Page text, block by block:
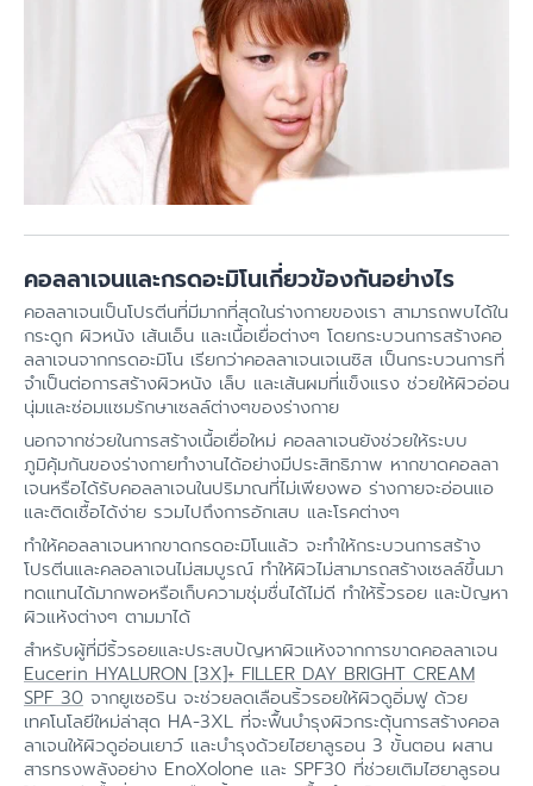
คอลลาเจนและกรดอะมิโนเกี่ยวข้องกันอย่างไร
คอลลาเจนเป็นโปรตีนที่มีมากที่สุดในร่างกายของเรา สามารถพบได้ใน
กระดูก ผิวหนัง เส้นเอ็น และเนื้อเยื่อต่างๆ โดยกระบวนการสร้างคอ
ลลาเจนจากกรดอะมิโน เรียกว่าคอลลาเจนเจเนซิส เป็นกระบวนการที่
จำเป็นต่อการสร้างผิวหนัง เล็บ และเส้นผมที่แข็งแรง ช่วยให้ผิวอ่อน
นุ่มและซ่อมแซมรักษาเซลล์ต่างๆของร่างกาย
นอกจากช่วยในการสร้างเนื้อเยื่อใหม่ คอลลาเจนยังช่วยให้ระบบ
ภูมิคุ้มกันของร่างกายทำงานได้อย่างมีประสิทธิภาพ หากขาดคอลลา
เจนหรือได้รับคอลลาเจนในปริมาณที่ไม่เพียงพอ ร่างกายจะอ่อนแอ
และติดเชื้อได้ง่าย รวมไปถึงการอักเสบ และโรคต่างๆ
ทำให้คอลลาเจนหากขาดกรดอะมิโนแล้ว จะทำให้กระบวนการสร้าง
โปรตีนและคลอลาเจนไม่สมบูรณ์ ทำให้ผิวไม่สามารถสร้างเซลล์ขึ้นมา
ทดแทนได้มากพอหรือเก็บความชุ่มชื่นได้ไม่ดี ทำให้ริ้วรอย และปัญหา
ผิวแห้งต่างๆ ตามมาได้
สำหรับผู้ที่มีริ้วรอยและประสบปัญหาผิวแห้งจากการขาดคอลลาเจน
Eucerin HYALURON [3X]+ FILLER DAY BRIGHT CREAM
SPF 30 จากยูเซอริน จะช่วยลดเลือนริ้วรอยให้ผิวดูอิ่มฟู ด้วย
เทคโนโลยีใหม่ล่าสุด HA-3XL ที่จะฟื้นบำรุงผิวกระตุ้นการสร้างคอล
ลาเจนให้ผิวดูอ่อนเยาว์ และบำรุงด้วยไฮยาลูรอน 3 ขั้นตอน ผสาน
สารทรงพลังอย่าง EnoXolone และ SPF30 ที่ช่วยเติมไฮยาลูรอน